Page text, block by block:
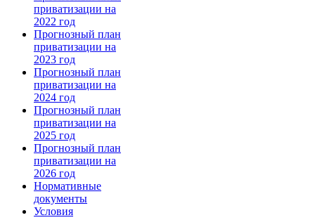
приватизации на
2022 год
Прогнозный план
приватизации на
2023 год
Прогнозный план
приватизации на
2024 год
Прогнозный план
приватизации на
2025 год
Прогнозный план
приватизации на
2026 год
Нормативные
документы
Условия